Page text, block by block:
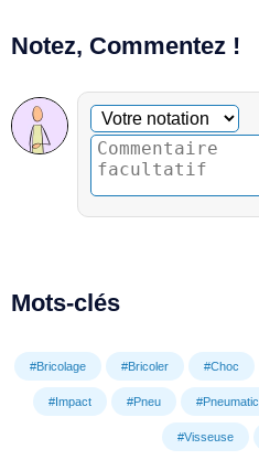
Notez, Commentez !
Commentaire facultatif
Votre notation
Mots-clés
#Bricolage #Bricoler #Choc
#Impact #Pneu #Pneumatic
#Visseuse